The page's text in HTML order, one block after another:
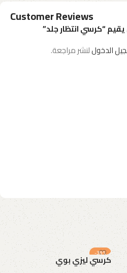
Customer Reviews
“كرسي انتظار جلد”
الدخوللنشر مراجعة.
-38%
كرسي ليزي بوي